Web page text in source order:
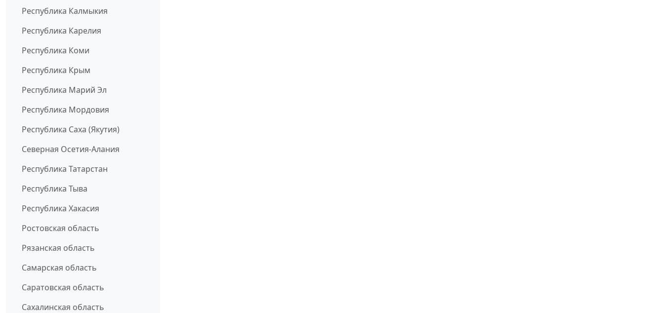
Республика Калмыкия
Республика Карелия
Республика Коми
Республика Крым
Республика Марий Эл
Республика Мордовия
Республика Саха (Якутия)
Северная Осетия-Алания
Республика Татарстан
Республика Тыва
Республика Хакасия
Ростовская область
Рязанская область
Самарская область
Саратовская область
Сахалинская область